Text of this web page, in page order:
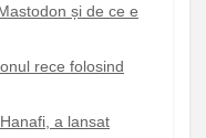
și de ce e
rece folosind
a lansat